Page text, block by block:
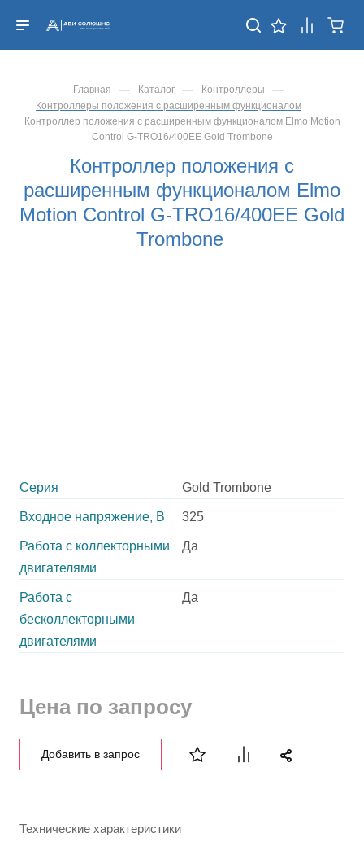
Главная — Каталог — Контроллеры —
Контроллеры положения с расширенным функционалом —
Контроллер положения с расширенным функционалом Elmo Motion
Control G-TRO16/400EE Gold Trombone
Контроллер положения с
расширенным функционалом Elmo
Motion Control G-TRO16/400EE Gold
Trombone
Серия Gold Trombone
Входное напряжение, В 325
Работа с коллекторными
двигателями
Да
Работа с
бесколлекторными
двигателями
Да
Цена по запросу
Добавить в запрос
Технические характеристики